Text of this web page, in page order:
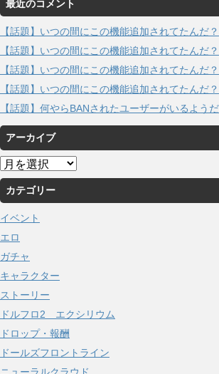
最近のコメント
【話題】いつの間にこの機能追加されてたんだ？
【話題】いつの間にこの機能追加されてたんだ？
【話題】いつの間にこの機能追加されてたんだ？
【話題】いつの間にこの機能追加されてたんだ？
【話題】何やらBANされたユーザーがいるよう
アーカイブ
ア
ー
カ
イ
ブ
カテゴリー
イベント
エロ
ガチャ
キャラクター
ストーリー
ドルフロ2 エクシリウム
ドロップ・報酬
ドールズフロントライン